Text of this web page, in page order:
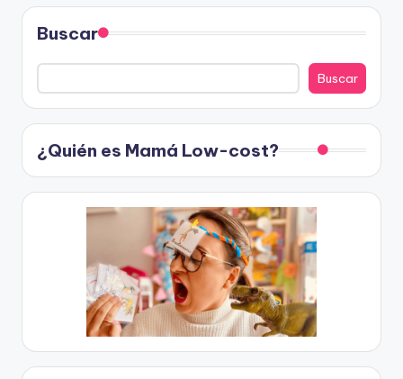
Buscar
Buscar
¿Quién es Mamá Low-cost?